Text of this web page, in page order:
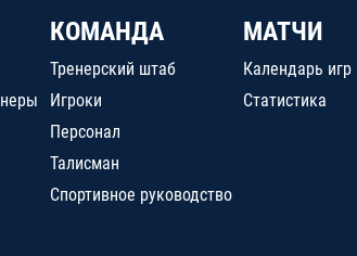
КОМАНДА
Тренерский штаб
Игроки
Персонал
Талисман
Спортивное руководство
МАТЧИ
Календарь игр
Статистика